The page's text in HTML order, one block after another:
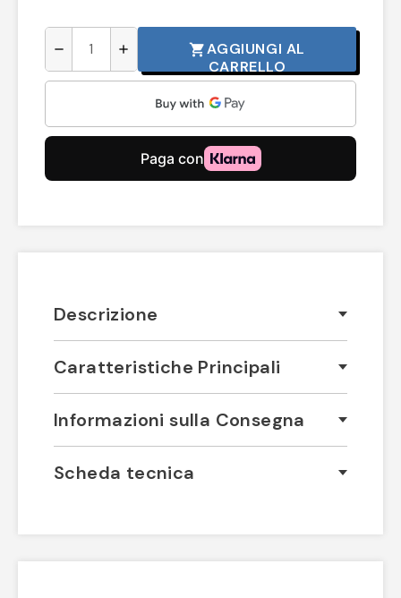
remove add shopping_cartAGGIUNGI AL
CARRELLO
Descrizione
Caratteristiche Principali
Informazioni sulla Consegna
Scheda tecnica